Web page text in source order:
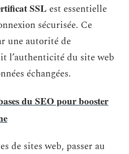
SSL est essentielle
sécurisée. Ce
une autorité de
l’authenticité du site web
échangées.
du SEO pour booster
de sites web, passer au